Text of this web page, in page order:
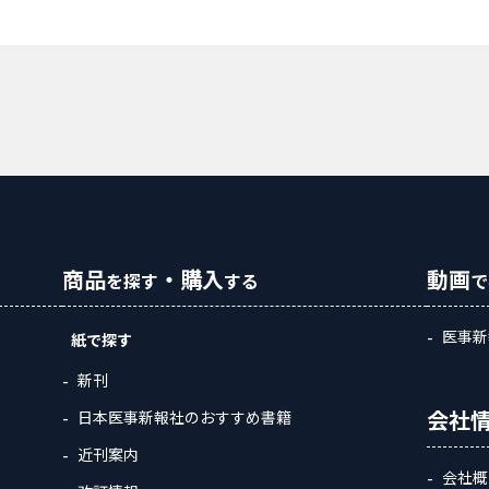
商品を探す ・購入する
紙で探す
新刊
日本医事新報社のおすすめ書籍
近刊案内
動画
医事
会社
会社